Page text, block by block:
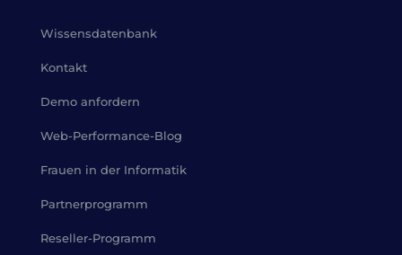
Wissensdatenbank
Kontakt
Demo anfordern
Web-Performance-Blog
Frauen in der Informatik
Partnerprogramm
Reseller-Programm